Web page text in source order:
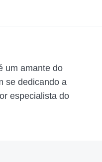
um amante do
se dedicando a
especialista do